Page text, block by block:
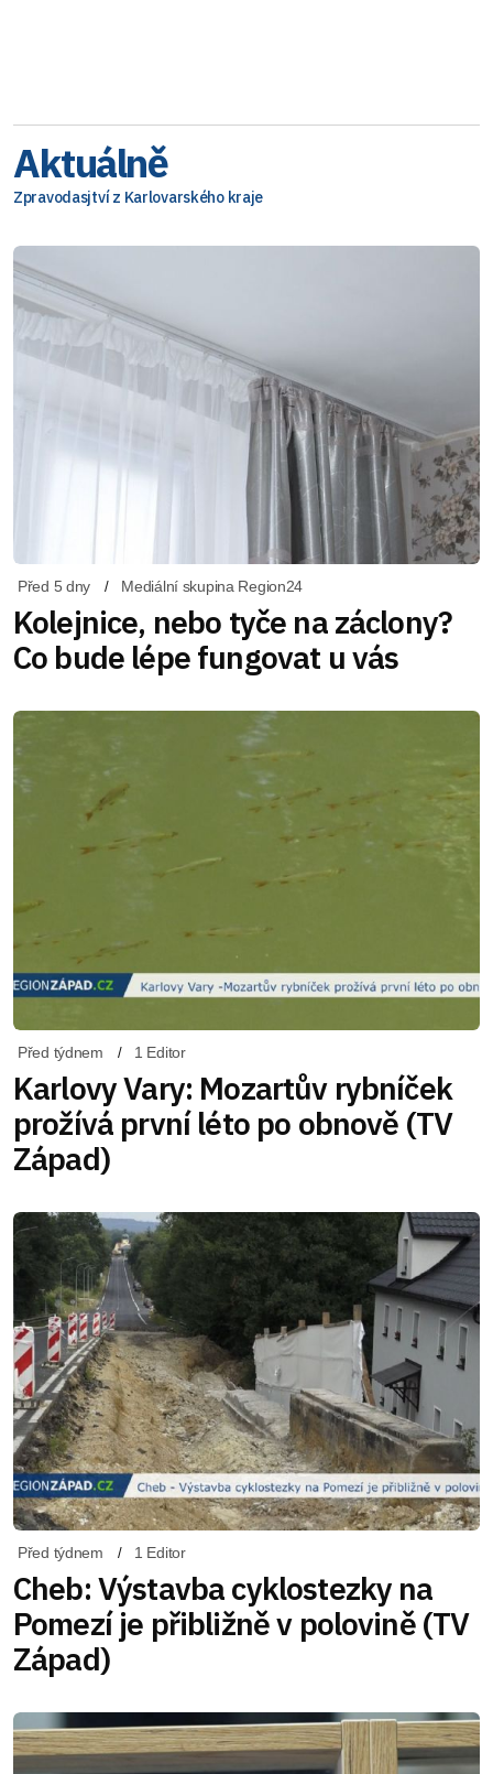
Aktuálně
Zpravodasjtví z Karlovarského kraje
Před 5 dny Mediální skupina Region24
Kolejnice, nebo tyče na záclony?
Co bude lépe fungovat u vás
Před týdnem 1 Editor
Karlovy Vary: Mozartův rybníček
prožívá první léto po obnově (TV
Západ)
Před týdnem 1 Editor
Cheb: Výstavba cyklostezky na
Pomezí je přibližně v polovině (TV
Západ)